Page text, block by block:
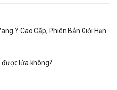
Ý Cao Cấp, Phiên Bản Giới Hạn
lửa không?